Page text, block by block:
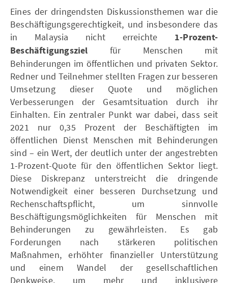
Eines der dringendsten Diskussionsthemen war die
Beschäftigungsgerechtigkeit, und insbesondere das
in Malaysia nicht erreichte 1-Prozent-
Beschäftigungsziel für Menschen mit
Behinderungen im öffentlichen und privaten Sektor.
Redner und Teilnehmer stellten Fragen zur besseren
Umsetzung dieser Quote und möglichen
Verbesserungen der Gesamtsituation durch ihr
Einhalten. Ein zentraler Punkt war dabei, dass seit
2021 nur 0,35 Prozent der Beschäftigten im
öffentlichen Dienst Menschen mit Behinderungen
sind – ein Wert, der deutlich unter der angestrebten
1-Prozent-Quote für den öffentlichen Sektor liegt.
Diese Diskrepanz unterstreicht die dringende
Notwendigkeit einer besseren Durchsetzung und
Rechenschaftspflicht, um sinnvolle
Beschäftigungsmöglichkeiten für Menschen mit
Behinderungen zu gewährleisten. Es gab
Forderungen nach stärkeren politischen
Maßnahmen, erhöhter finanzieller Unterstützung
und einem Wandel der gesellschaftlichen
Denkweise, um mehr und inklusivere